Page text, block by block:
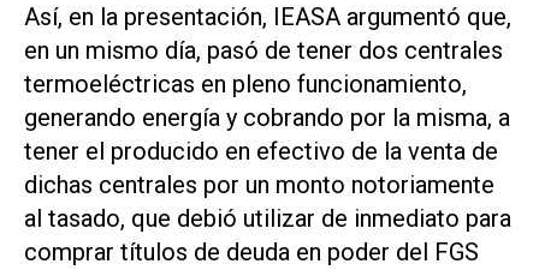
Así, en la presentación, IEASA argumentó que,
en un mismo día, pasó de tener dos centrales
termoeléctricas en pleno funcionamiento,
generando energía y cobrando por la misma, a
tener el producido en efectivo de la venta de
dichas centrales por un monto notoriamente
al tasado, que debió utilizar de inmediato para
comprar títulos de deuda en poder del FGS